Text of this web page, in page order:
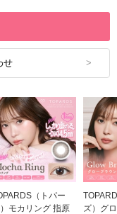
せ
（トパー
モカリング 指原
ズ）グ